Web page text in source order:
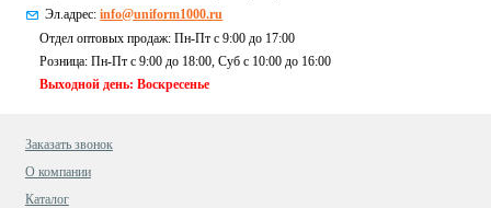
Эл.адрес:info@uniform1000.ru
Отдел оптовых продаж: Пн-Пт с 9:00 до 17:00
Розница: Пн-Пт с 9:00 до 18:00, Суб c 10:00 до 16:00
Выходной день: Воскресенье
Заказать звонок
О компании
Каталог